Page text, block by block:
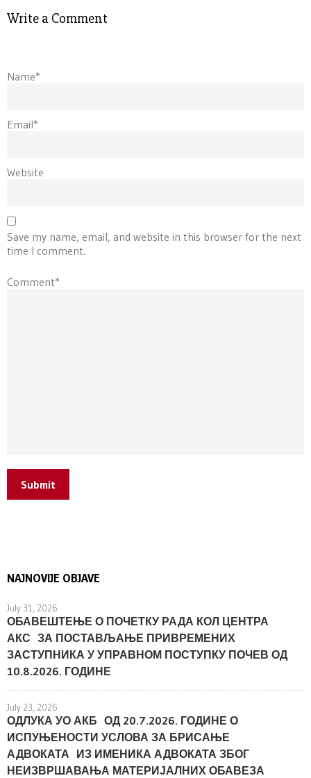
Write a Comment
Name*
Email*
Website
Save my name, email, and website in this browser for the next
time I comment.
Comment*
Submit
NAJNOVIJE OBJAVE
July 31, 2026
ОБАВЕШТЕЊЕ О ПОЧЕТКУ РАДА КОЛ ЦЕНТРА
АКС ЗА ПОСТАВЉАЊЕ ПРИВРЕМЕНИХ
ЗАСТУПНИКА У УПРАВНОМ ПОСТУПКУ ПОЧЕВ ОД
10.8.2026. ГОДИНЕ
July 23, 2026
ОДЛУКА УО АКБ ОД 20.7.2026. ГОДИНЕ О
ИСПУЊЕНОСТИ УСЛОВА ЗА БРИСАЊЕ
АДВОКАТА ИЗ ИМЕНИКА АДВОКАТА ЗБОГ
НЕИЗВРШАВАЊА МАТЕРИЈАЛНИХ ОБАВЕЗА